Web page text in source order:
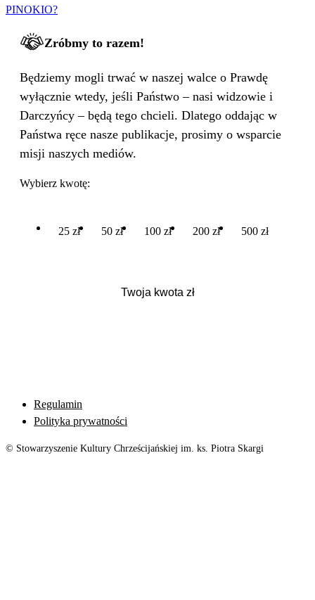
PINOKIO?
Zróbmy to razem!
Będziemy mogli trwać w naszej walce o Prawdę
wyłącznie wtedy, jeśli Państwo – nasi widzowie i
Darczyńcy – będą tego chcieli. Dlatego oddając w
Państwa ręce nasze publikacje, prosimy o wsparcie
misji naszych mediów.
Wybierz kwotę:
25 zł 50 zł 100 zł 200 zł 500 zł
Regulamin
Polityka prywatności
© Stowarzyszenie Kultury Chrześcijańskiej im. ks. Piotra Skargi